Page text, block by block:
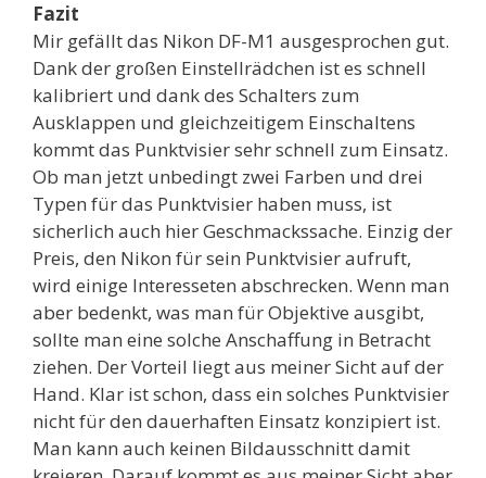
Fazit
Mir gefällt das Nikon DF-M1 ausgesprochen gut.
Dank der großen Einstellrädchen ist es schnell
kalibriert und dank des Schalters zum
Ausklappen und gleichzeitigem Einschaltens
kommt das Punktvisier sehr schnell zum Einsatz.
Ob man jetzt unbedingt zwei Farben und drei
Typen für das Punktvisier haben muss, ist
sicherlich auch hier Geschmackssache. Einzig der
Preis, den Nikon für sein Punktvisier aufruft,
wird einige Interesseten abschrecken. Wenn man
aber bedenkt, was man für Objektive ausgibt,
sollte man eine solche Anschaffung in Betracht
ziehen. Der Vorteil liegt aus meiner Sicht auf der
Hand. Klar ist schon, dass ein solches Punktvisier
nicht für den dauerhaften Einsatz konzipiert ist.
Man kann auch keinen Bildausschnitt damit